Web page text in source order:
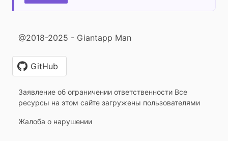
@2018-2025 - Giantapp Man
GitHub
Заявление об ограничении ответственности Все
ресурсы на этом сайте загружены пользователями
Жалоба о нарушении